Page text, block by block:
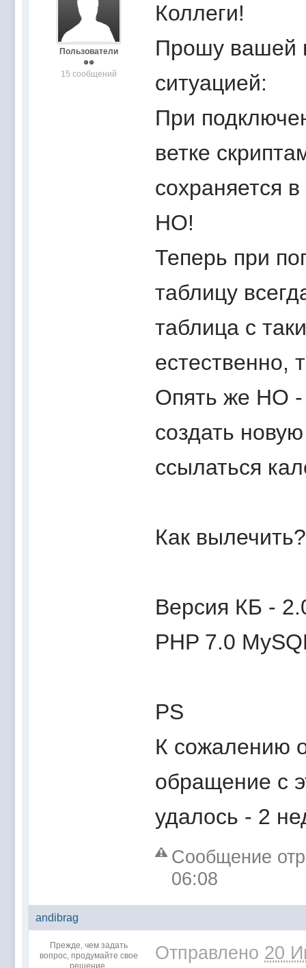
Пользователи
15 сообщений
Коллеги!
Прошу вашей
ситуацией:
При
ветке
сохраняется
НО!
Теперь при
таблицу
таблица с
естественно,
Опять же НО
создать
ссылаться
Как вылечить?
Версия КБ -
PHP 7.0
PS
К сожалению
обращение с
удалось - 2
Сообщение
06:08
andibrag
Прежде, чем задать
вопрос, продумайте свое
решение.
Отправлено 20